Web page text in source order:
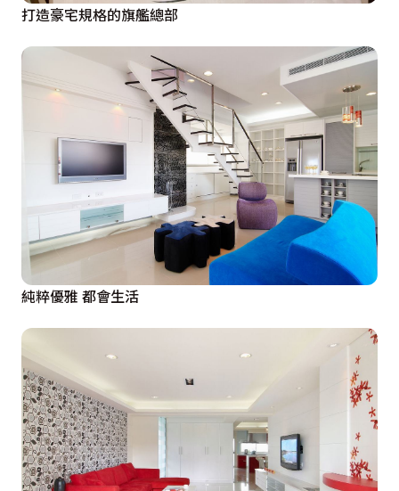
打造豪宅規格的旗艦總部
純粹優雅 都會生活